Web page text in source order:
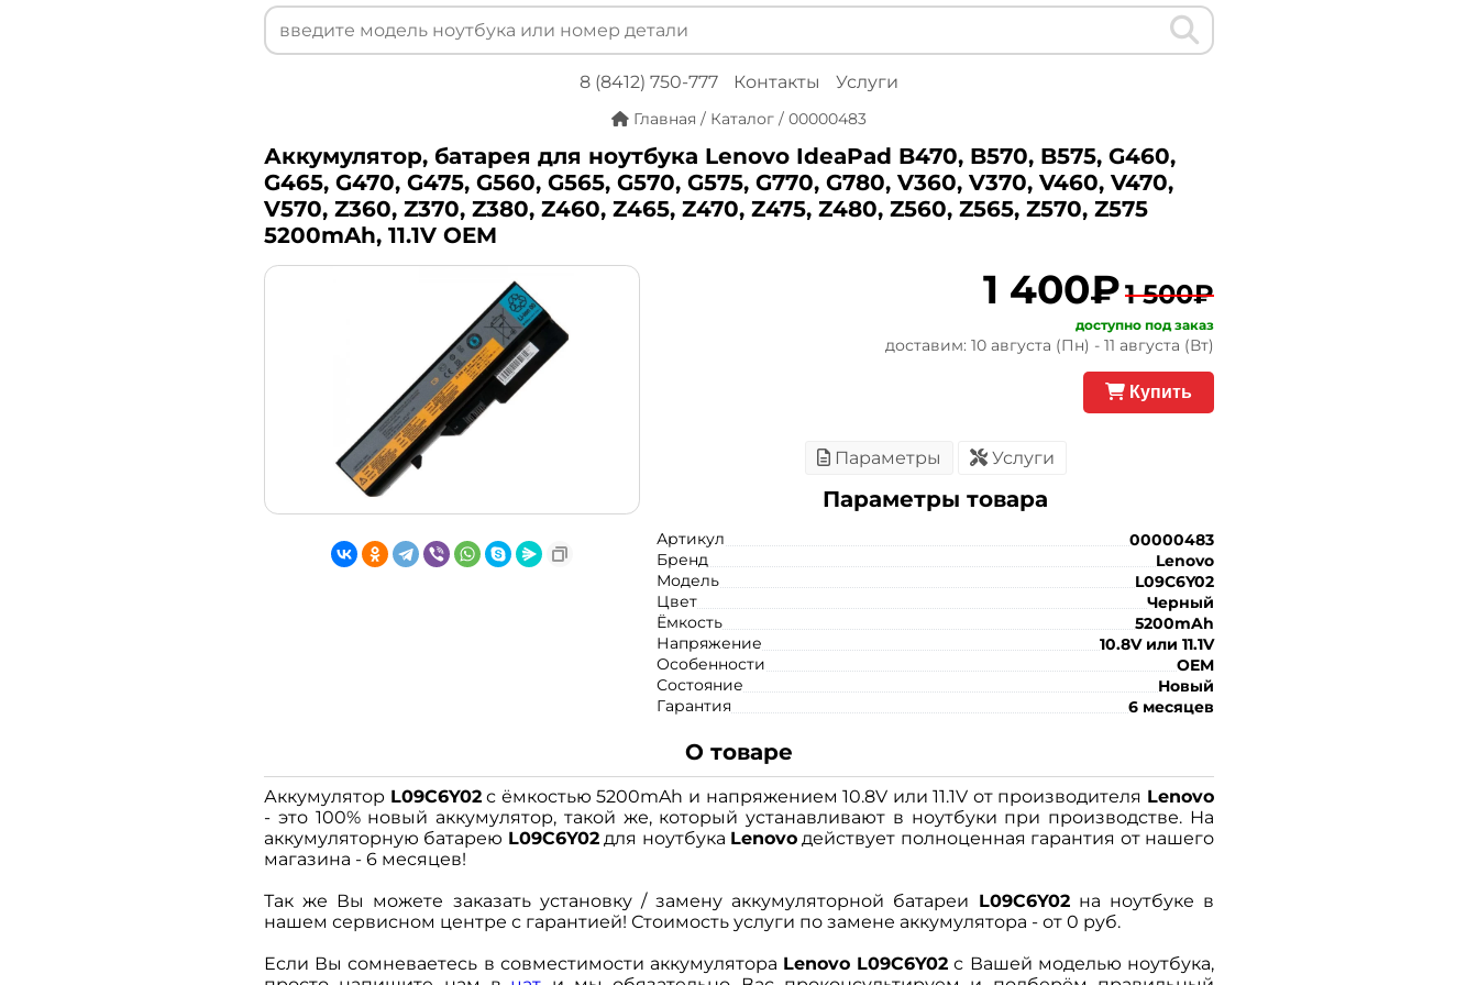
8 (8412) 750-777 Контакты Услуги
Главная / Каталог / 00000483
Аккумулятор, батарея для ноутбука Lenovo IdeaPad B470, B570, B575, G460,
G465, G470, G475, G560, G565, G570, G575, G770, G780, V360, V370, V460, V470,
V570, Z360, Z370, Z380, Z460, Z465, Z470, Z475, Z480, Z560, Z565, Z570, Z575
5200mAh, 11.1V OEM
1 400₽1 500₽
доступно под заказ
доставим: 10 августа (Пн) - 11 августа (Вт)
Купить
Параметры Услуги
Параметры товара
Артикул
00000483
Бренд
Lenovo
Модель
L09C6Y02
Цвет
Черный
Ёмкость
5200mAh
Напряжение
10.8V или 11.1V
Особенности
OEM
Состояние
Новый
Гарантия
6 месяцев
О товаре
Аккумулятор L09C6Y02с ёмкостью 5200mAh и напряжением 10.8V или 11.1V от производителя Lenovo
- это 100% новый аккумулятор, такой же, который устанавливают в ноутбуки при производстве. На
аккумуляторную батарею L09C6Y02для ноутбука Lenovo действует полноценная гарантия от нашего
магазина - 6 месяцев!
Так же Вы можете заказать установку / замену аккумуляторной батареи L09C6Y02на ноутбуке в
нашем сервисном центре с гарантией! Стоимость услуги по замене аккумулятора - от 0 руб.
Если Вы сомневаетесь в совместимости аккумулятора Lenovo L09C6Y02 с Вашей моделью ноутбука,